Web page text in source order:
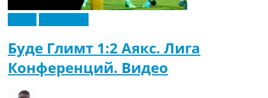
Буде Глимт 1:2 Аякс. Лига
Конференций. Видео